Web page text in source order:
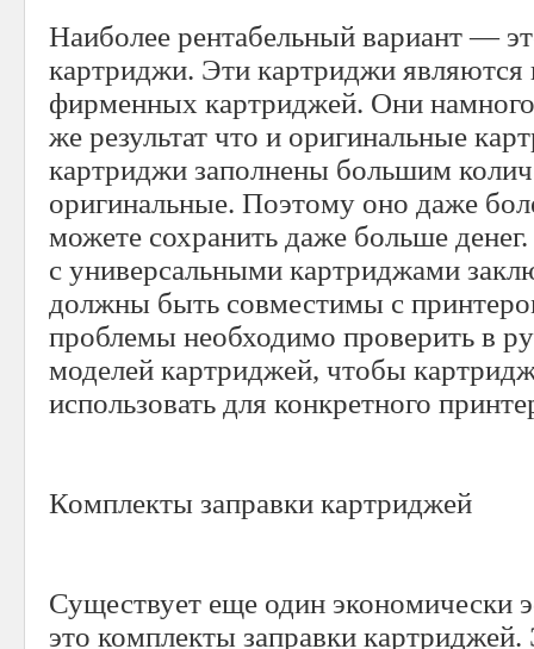
Наиболее рентабельный вариант —
картриджи. Эти картриджи
фирменных картриджей. Они
же результат что и оригинальные
картриджи заполнены большим
оригинальные. Поэтому оно даже
можете сохранить даже больше
с универсальными картриджами
должны быть совместимы с
проблемы необходимо проверить в
моделей картриджей, чтобы
использовать для конкретного
Комплекты заправки картриджей
Существует еще один экономически
это комплекты заправки